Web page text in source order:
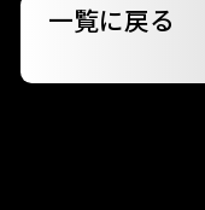
一覧に戻る